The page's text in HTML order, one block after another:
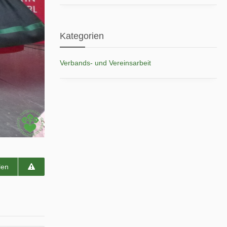
Kategorien
Verbands- und Vereinsarbeit